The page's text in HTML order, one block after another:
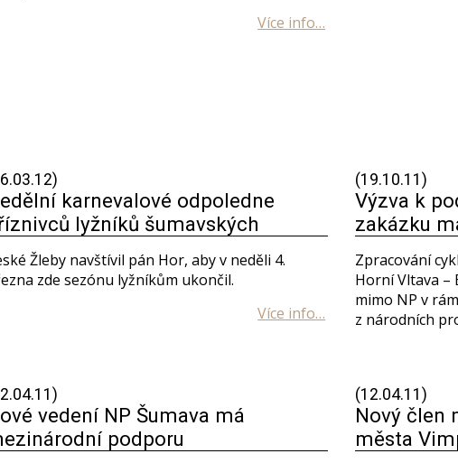
karnevalové odpoledne
lyžníků šumavských
Žleby navštívil pán Hor, aby v neděli 4.
zde sezónu lyžníkům ukončil.
(19.10.11)
Výzva k
zakázku
Zpracování
Horní Vltava –
mimo NP v
z národních
vedení NP Šumava má
podporu
(12.04.11)
Nový člen
města